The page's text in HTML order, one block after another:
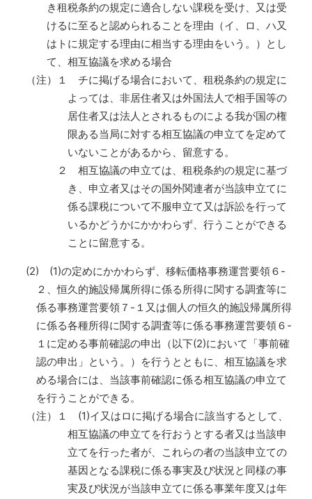
き租税条約の規定に適合しない課税を受け、又は受
けるに至ると認められることを理由（イ、ロ、ハ又
はトに規定する理由に相当する理由をいう。）とし
て、相互協議を求める場合
（注）
１
チに掲げる場合において、租税条約の規定に
よっては、非居住者又は外国法人で相手国等の
居住者又は法人とされるものによる我が国の権
限ある当局に対する相互協議の申立てを定めて
いないことがあるから、留意する。
２ 相互協議の申立ては、租税条約の規定に基づ
き、申立者又はその国外関連者が当該申立てに
係る課税について不服申立て又は訴訟を行って
いるかどうかにかかわらず、行うことができる
ことに留意する。
(2) (1)の定めにかかわらず、移転価格事務運営要領６-
２、恒久的施設帰属所得に係る所得に関する調査等に
係る事務運営要領７-１又は個人の恒久的施設帰属所得
に係る各種所得に関する調査等に係る事務運営要領６-
１に定める事前確認の申出（以下(2)において「事前確
認の申出」という。）を行うとともに、相互協議を求
める場合には、当該事前確認に係る相互協議の申立て
を行うことができる。
（注）
１
(1)イ又はロに掲げる場合に該当するとして、
相互協議の申立てを行おうとする者又は当該申
立てを行った者が、これらの者の当該申立ての
基因となる課税に係る事実及び状況と同様の事
実及び状況が当該申立てに係る事業年度又は年